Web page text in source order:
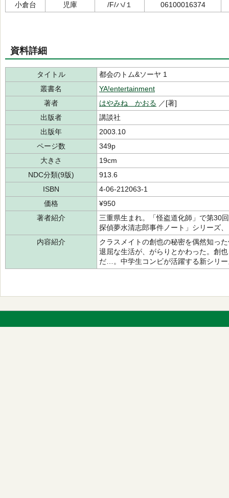
小倉台
児庫 /F/ハ/１ 06100016374
資料詳細
タイトル
都会のトム&ソーヤ 1
叢書名
YA!entertainment
著者
はやみね かおる ／[著]
出版者
講談社
出版年
2003.10
ページ数
349p
大きさ
19cm
NDC分類(9版)
913.6
ISBN
4-06-212063-1
価格
¥950
著者紹介
三重県生まれ。「怪盗道化師」で第30
探偵夢水清志郎事件ノート」シリーズ
内容紹介
クラスメイトの創也の秘密を偶然知っ
退屈な生活が、がらりとかわった。創
だ…。中学生コンビが活躍する新シリ